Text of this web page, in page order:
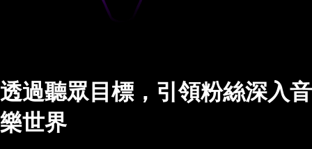
透過聽眾目標，引領粉絲深入音
樂世界